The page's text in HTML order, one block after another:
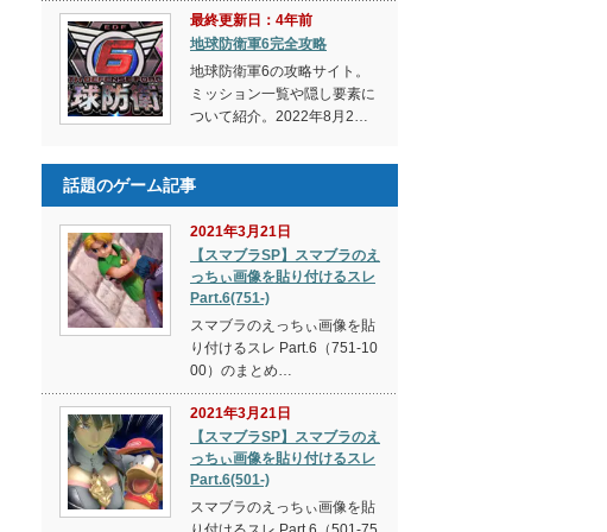
最終更新日：4年前
地球防衛軍6完全攻略
地球防衛軍6の攻略サイト。
ミッション一覧や隠し要素に
ついて紹介。2022年8月2…
話題のゲーム記事
2021年3月21日
【スマブラSP】スマブラのえ
っちぃ画像を貼り付けるスレ
Part.6(751-)
スマブラのえっちぃ画像を貼
り付けるスレ Part.6（751-10
00）のまとめ…
2021年3月21日
【スマブラSP】スマブラのえ
っちぃ画像を貼り付けるスレ
Part.6(501-)
スマブラのえっちぃ画像を貼